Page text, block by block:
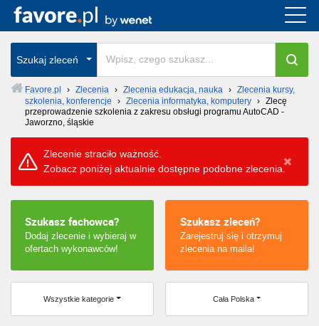
Szukaj zleceń
Favore.pl › Zlecenia › Zlecenia edukacja, nauka › Zlecenia kursy,
szkolenia, konferencje
› Zlecenia informatyka, komputery › Zlecę
przeprowadzenie szkolenia z zakresu obsługi programu AutoCAD -
Jaworzno, śląskie
Zlecenie straciło ważność.
Zobacz poniżej aktualnie dostępne podobne zlecenia.
Szukasz fachowca?
Dodaj zlecenie i wybieraj w
ofertach wykonawców!
Szukasz zleceń?
Zarejestruj się i otrzymuj
zlecenia na maila!
Wszystkie kategorie Cała Polska
Cała Polska
wszystkie w całym kraju